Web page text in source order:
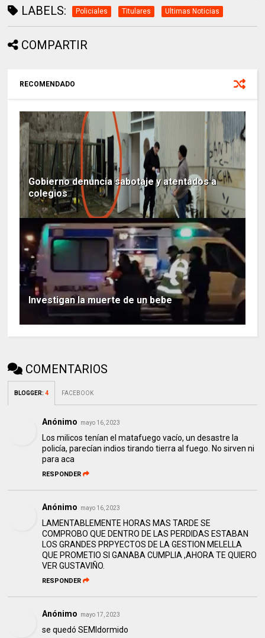
LABELS: Policiales Titulares Ultimas Noticias
COMPARTIR
RECOMENDADO
Gobierno denuncia sabotaje y atentados a
colegios
Investigan la muerte de un bebe
COMENTARIOS
BLOGGER:4 FACEBOOK
Anónimo mayo 16, 2023
Los milicos tenían el matafuego vacío, un desastre la
policía, parecían indios tirando tierra al fuego. No sirven ni
para aca
RESPONDER
Anónimo mayo 16, 2023
LAMENTABLEMENTE HORAS MAS TARDE SE
COMPROBO QUE DENTRO DE LAS PERDIDAS ESTABAN
LOS GRANDES PRPYECTOS DE LA GESTION MELELLA
QUE PROMETIO SI GANABA CUMPLIA ,AHORA TE QUIERO
VER GUSTAVIÑO.
RESPONDER
Anónimo mayo 17, 2023
se quedó SEMIdormido